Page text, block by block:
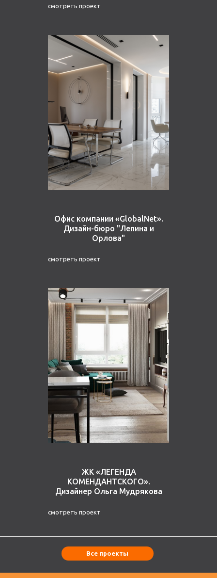
смотреть проект
Офис компании «GlobalNet».
Дизайн-бюро "Лепина и
Орлова"
смотреть проект
ЖК «ЛЕГЕНДА
КОМЕНДАНТСКОГО».
Дизайнер Ольга Мудрякова
смотреть проект
Все проекты